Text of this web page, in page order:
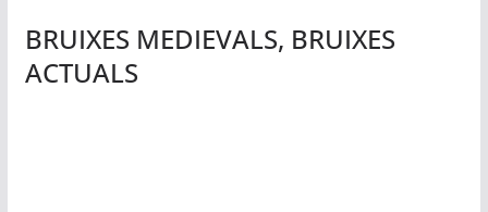
BRUIXES MEDIEVALS, BRUIXES
ACTUALS